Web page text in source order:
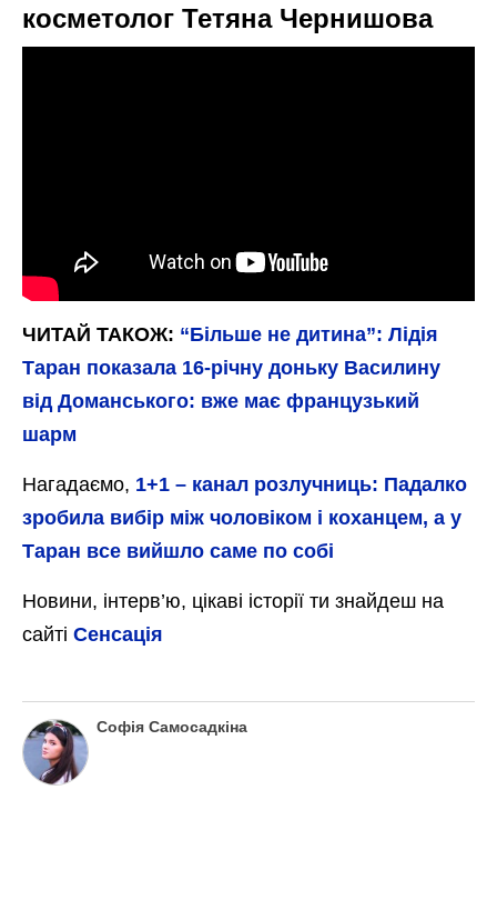
косметолог Тетяна Чернишова
ЧИТАЙ ТАКОЖ: “Більше не дитина”: Лідія
Таран показала 16-річну доньку Василину
від Доманського: вже має французький
шарм
Нагадаємо, 1+1 – канал розлучниць: Падалко
зробила вибір між чоловіком і коханцем, а у
Таран все вийшло саме по собі
Новини, інтерв’ю, цікаві історії ти знайдеш на
сайті Сенсація
Софія Самосадкіна